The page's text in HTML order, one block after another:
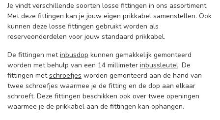
Je vindt verschillende soorten losse fittingen in ons assortiment.
Met deze fittingen kan je jouw eigen prikkabel samenstellen. Ook
kunnen deze losse fittingen gebruikt worden als
reserveonderdelen voor jouw standaard prikkabel.
De fittingen metinbusdop kunnen gemakkelijk gemonteerd
worden met behulp van een 14 millimeter inbussleutel. De
fittingen metschroefjes worden gemonteerd aan de hand van
twee schroefjes waarmee je de fitting en de dop aan elkaar
schroeft. Deze fittingen beschikken ook over twee openingen
waarmee je de prikkabel aan de fittingen kan ophangen.